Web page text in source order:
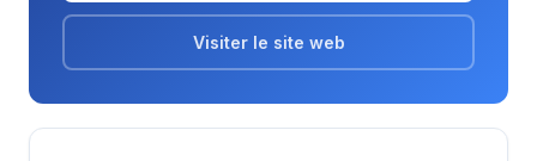
Visiter le site web